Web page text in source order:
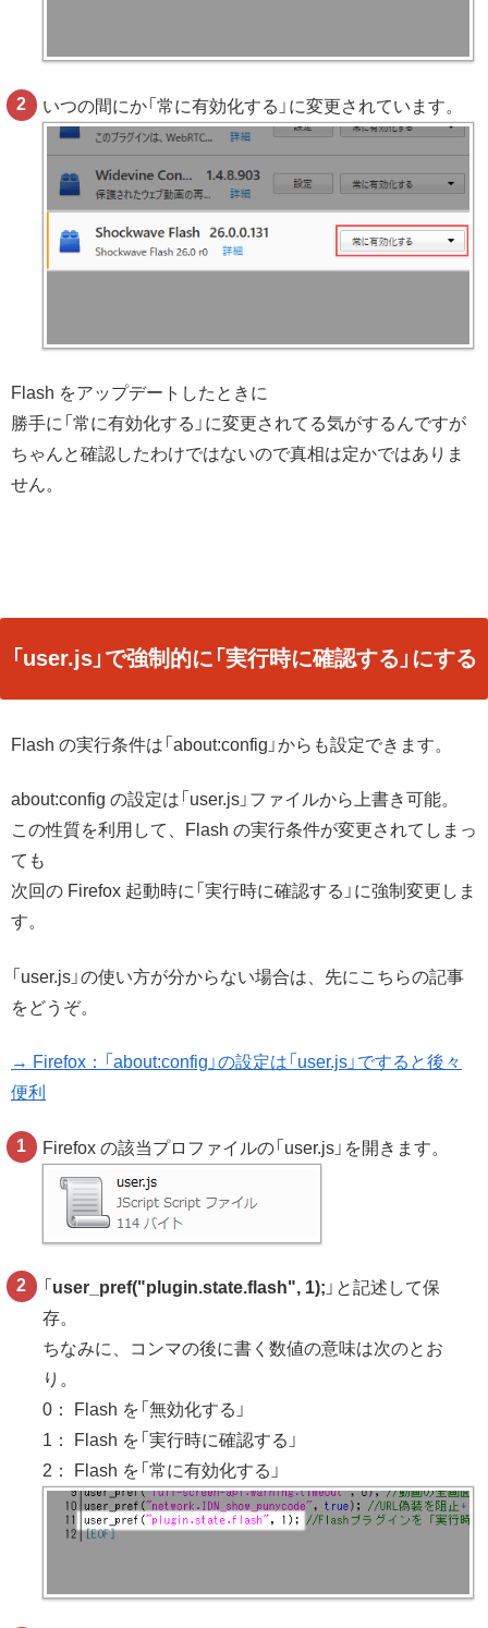
いつの間にか「常に有効化する」に変更されています。
Flash をアップデートしたときに
勝手に「常に有効化する」に変更されてる気がするんですが
ちゃんと確認したわけではないので真相は定かではありま
せん。
「user.js」で強制的に「実行時に確認する」にする
Flash の実行条件は「about:config」からも設定できます。
about:config の設定は「user.js」ファイルから上書き可能。
この性質を利用して、Flash の実行条件が変更されてしまっ
ても
次回の Firefox 起動時に「実行時に確認する」に強制変更しま
す。
「user.js」の使い方が分からない場合は、先にこちらの記事
をどうぞ。
→ Firefox：「about:config」の設定は「user.js」ですると後々
便利
Firefox の該当プロファイルの「user.js」を開きます。
「 user_pref("plugin.state.flash", 1); 」と記述して保
存。
ちなみに、コンマの後に書く数値の意味は次のとお
り。
0： Flash を「無効化する」
1： Flash を「実行時に確認する」
2： Flash を「常に有効化する」